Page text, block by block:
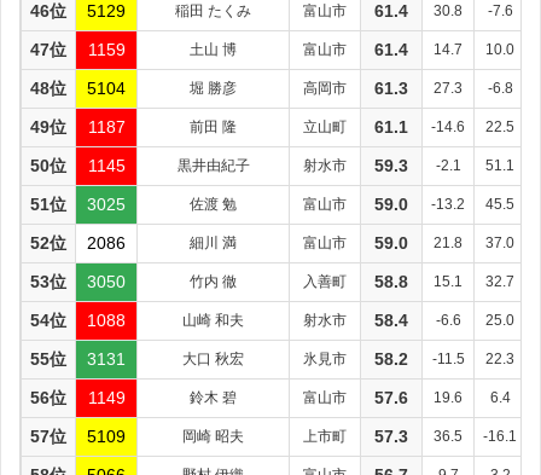
46位 5129 稲田 たくみ 富山市 61.4 30.8 -7.6
47位 1159 土山 博 富山市 61.4 14.7 10.0
48位 5104 堀 勝彦 高岡市 61.3 27.3 -6.8
49位 1187 前田 隆 立山町 61.1 -14.6 22.5
50位 1145 黒井由紀子 射水市 59.3 -2.1 51.1
51位 3025 佐渡 勉 富山市 59.0 -13.2 45.5
52位 2086 細川 満 富山市 59.0 21.8 37.0
53位 3050 竹内 徹 入善町 58.8 15.1 32.7
54位 1088 山崎 和夫 射水市 58.4 -6.6 25.0
55位 3131 大口 秋宏 氷見市 58.2 -11.5 22.3
56位 1149 鈴木 碧 富山市 57.6 19.6 6.4
57位 5109 岡崎 昭夫 上市町 57.3 36.5 -16.1